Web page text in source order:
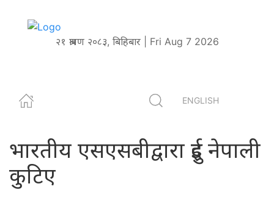
२१ श्रावण २०८३, बिहिबार | Fri Aug 7 2026
ENGLISH
भारतीय एसएसबीद्वारा दुई नेपाली
कुटिए